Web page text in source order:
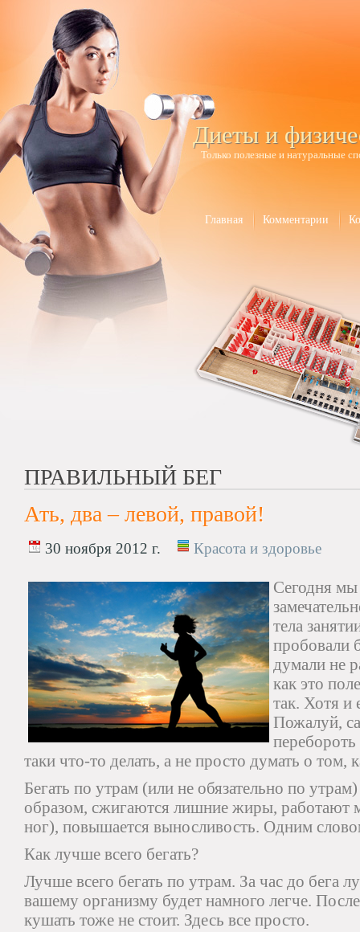
Диеты и
Только полезные и натуральные
Главная Комментарии
ПРАВИЛЬНЫЙ БЕГ
Ать, два – левой, правой!
30 ноября 2012 г. Красота и здоровье
Сегодня
тела
пробовали
думали не
как это
так. Хотя и
Пожалуй,
таки что-то делать, а не просто думать о том,
Бегать по утрам (или не обязательно по
образом, сжигаются лишние жиры, работают
ног), повышается выносливость. Одним
Как лучше всего бегать?
Лучше всего бегать по утрам. За час до бега
вашему организму будет намного легче.
кушать тоже не стоит. Здесь все просто.